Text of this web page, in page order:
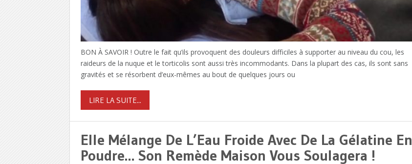
BON À SAVOIR ! Outre le fait qu’ils provoquent des douleurs difficiles à supporter au niveau du cou, les
raideurs de la nuque et le torticolis sont aussi très incommodants. Dans la plupart des cas, ils sont sans
gravités et se résorbent d’eux-mêmes au bout de quelques jours ou
LIRE LA SUITE...
Elle Mélange De L’Eau Froide Avec De La Gélatine En
Poudre… Son Remède Maison Vous Soulagera !